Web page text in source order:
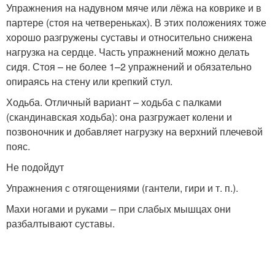
Упражнения на надувном мяче или лёжа на коврике и в
партере (стоя на четвереньках). В этих положениях тоже
хорошо разгружены суставы и относительно снижена
нагрузка на сердце. Часть упражнений можно делать
сидя. Стоя – не более 1–2 упражнений и обязательно
опираясь на стену или крепкий стул.
Ходьба. Отличный вариант – ходьба с палками
(скандинавская ходьба): она разгружает колени и
позвоночник и добавляет нагрузку на верхний плечевой
пояс.
Не подойдут
Упражнения с отягощениями (гантели, гири и т. п.).
Махи ногами и руками – при слабых мышцах они
разбалтывают суставы.